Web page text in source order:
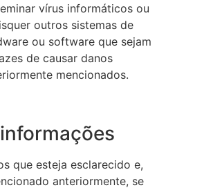
vírus informáticos ou
outros sistemas de
ou software que sejam
de causar danos
mencionados.
que esteja esclarecido e,
anteriormente, se